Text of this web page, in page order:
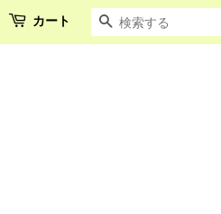
カート 検索する